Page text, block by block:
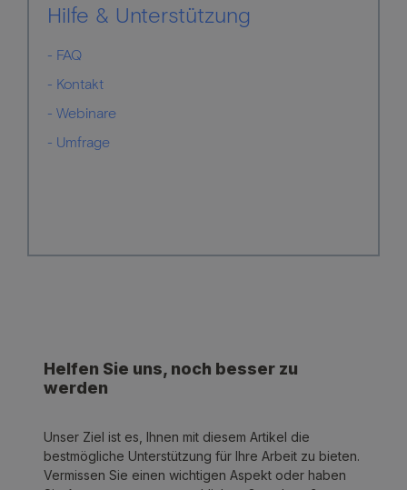
Hilfe & Unterstützung
- FAQ
- Kontakt
- Webinare
- Umfrage